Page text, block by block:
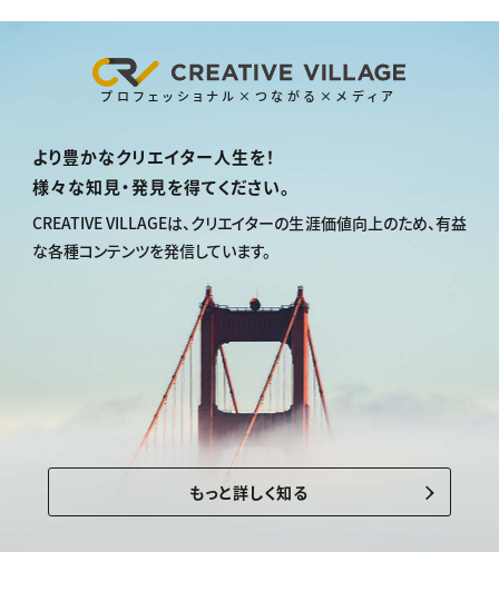
プロフェッショナル×つながる×メディア
より豊かなクリエイター人生を！
様々な知見・発見を得てください。
CREATIVE VILLAGEは、クリエイターの生涯価値向上のため、有益
な各種コンテンツを発信しています。
もっと詳しく知る